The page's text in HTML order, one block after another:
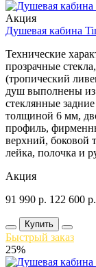
Акция
Душевая кабина
Технические
прозрачные
(тропический
душ выполнены
стеклянные
толщиной 6 мм,
профиль,
верхний, боковой
лейка, полочка и
Акция
91 990 р. 122 600 р.
Купить
Быстрый заказ
25%